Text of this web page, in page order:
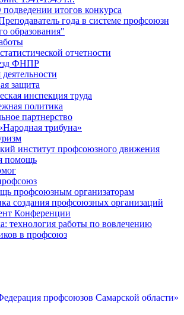
итогов конкурса
года в системе профсоюзн
образования"
отчетности
ФНПР
защита
инспекция труда
политика
партнерство
трибуна»
институт профсоюзного движения
помощь
профсоюзным организаторам
создания профсоюзных организаций
Конференции
технология работы по вовлечению
в профсоюз
профсоюзов Самарской области»